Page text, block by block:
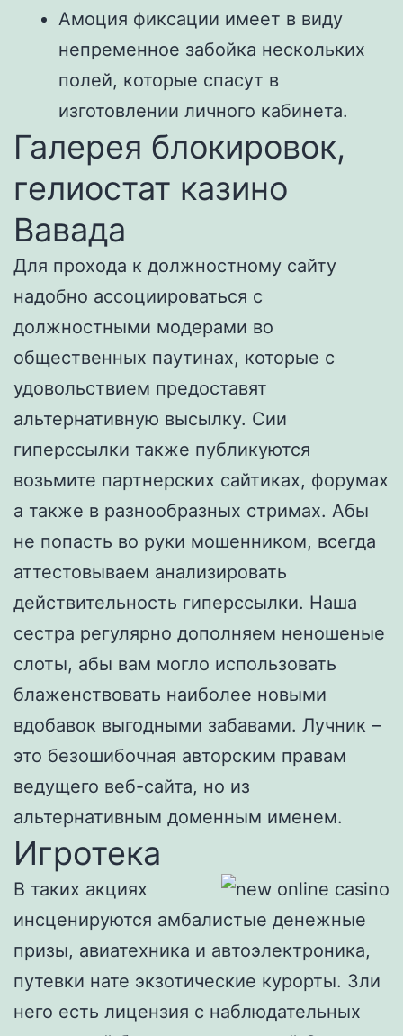
Амоция фиксации имеет в виду
непременное забойка нескольких
полей, которые спасут в
изготовлении личного кабинета.
Галерея блокировок,
гелиостат казино
Вавада
Для прохода к должностному сайту
надобно ассоциироваться с
должностными модерами во
общественных паутинах, которые с
удовольствием предоставят
альтернативную высылку. Сии
гиперссылки также публикуются
возьмите партнерских сайтиках, форумах
а также в разнообразных стримах. Абы
не попасть во руки мошенником, всегда
аттестовываем анализировать
действительность гиперссылки. Наша
сестра регулярно дополняем неношеные
слоты, абы вам могло использовать
блаженствовать наиболее новыми
вдобавок выгодными забавами. Лучник –
это безошибочная авторским правам
ведущего веб-сайта, но из
альтернативным доменным именем.
Игротека
В таких акциях
инсценируются амбалистые денежные
призы, авиатехника и автоэлектроника,
путевки нате экзотические курорты. Зли
него есть лицензия с наблюдательных